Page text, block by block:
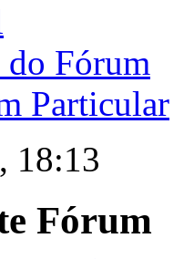
do Fórum
Particular
18:13
Fórum